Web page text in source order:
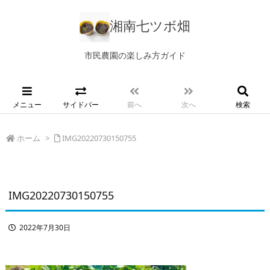
湘南七ツボ畑
市民農園の楽しみ方ガイド
メニュー サイドバー 前へ 次へ 検索
ホーム > IMG20220730150755
IMG20220730150755
2022年7月30日